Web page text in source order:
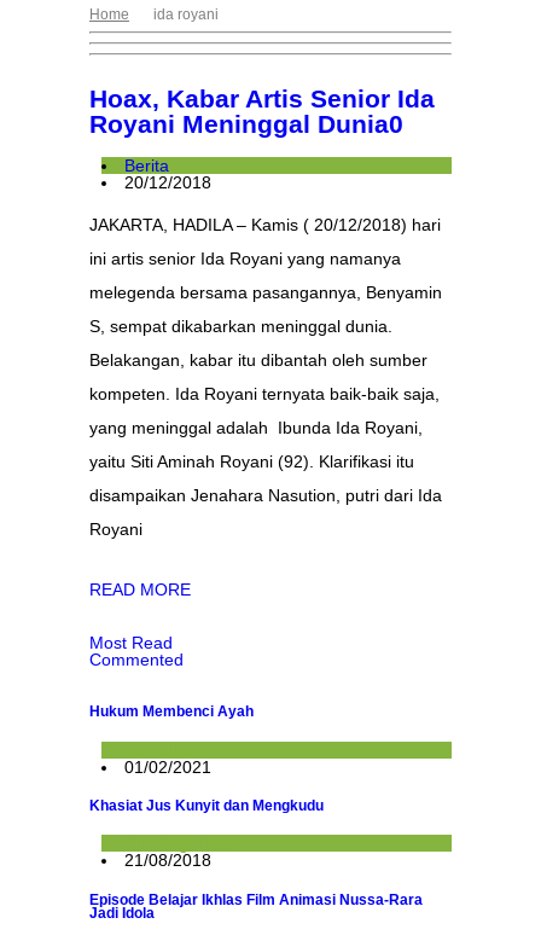
Home ida royani
Hoax, Kabar Artis Senior Ida
Royani Meninggal Dunia0
Berita
20/12/2018
JAKARTA, HADILA – Kamis ( 20/12/2018) hari
ini artis senior Ida Royani yang namanya
melegenda bersama pasangannya, Benyamin
S, sempat dikabarkan meninggal dunia.
Belakangan, kabar itu dibantah oleh sumber
kompeten. Ida Royani ternyata baik-baik saja,
yang meninggal adalah Ibunda Ida Royani,
yaitu Siti Aminah Royani (92). Klarifikasi itu
disampaikan Jenahara Nasution, putri dari Ida
Royani
READ MORE
Most Read
Commented
Hukum Membenci Ayah
01/02/2021
Khasiat Jus Kunyit dan Mengkudu
21/08/2018
Episode Belajar Ikhlas Film Animasi Nussa-Rara
Jadi Idola